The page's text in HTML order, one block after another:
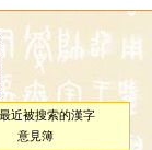
最近被搜索的漢字
意見簿